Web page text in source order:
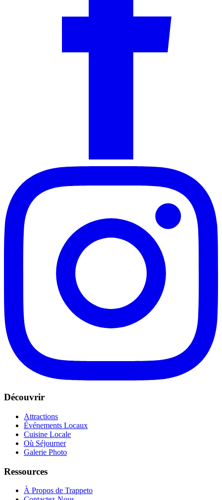
Découvrir
Attractions
Événements Locaux
Cuisine Locale
Où Séjourner
Galerie Photo
Ressources
À Propos de Trappeto